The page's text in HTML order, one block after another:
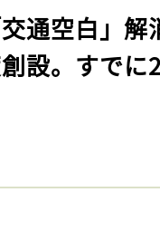
通空白」解
設。すでに